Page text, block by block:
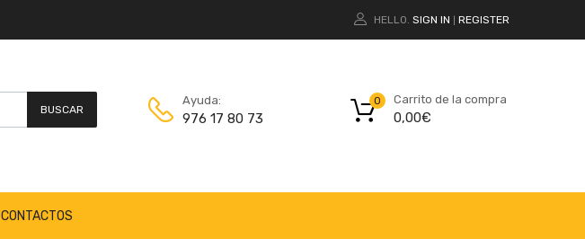
HELLO. SIGN IN REGISTER
BUSCAR
Ayuda:
976 17 80 73
Carrito de la compra
0,00€
0
CONTACTOS